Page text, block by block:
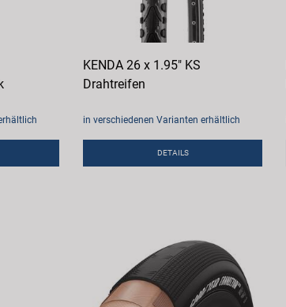
KENDA 26 x 1.95" KS
Drahtreifen
in verschiedenen Varianten erhältlich
DETAILS